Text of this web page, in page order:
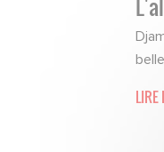
LIRE